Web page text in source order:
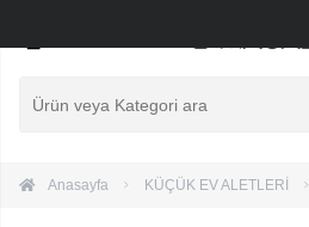
Anasayfa KÜÇÜK EV ALETLERİ